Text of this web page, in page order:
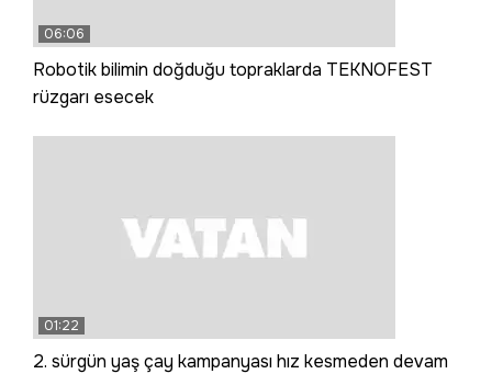
06:06
Robotik bilimin doğduğu topraklarda TEKNOFEST
rüzgarı esecek
01:22
2. sürgün yaş çay kampanyası hız kesmeden devam